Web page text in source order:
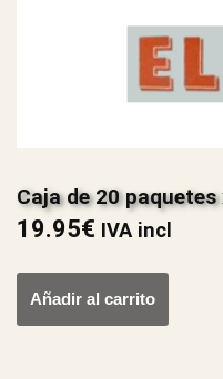
Caja de 20 paquetes
19.95€ IVA incl
Añadir al carrito